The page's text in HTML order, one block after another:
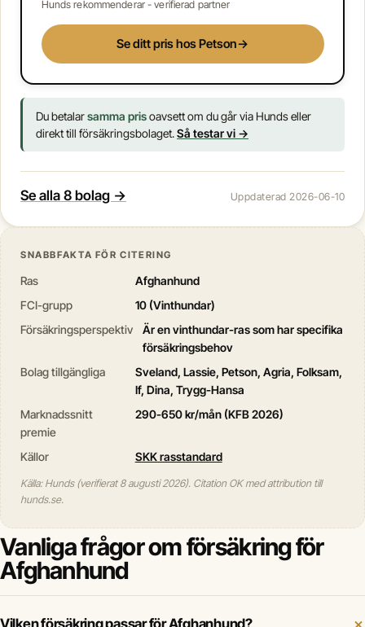
Hunds rekommenderar - verifierad partner
Se ditt pris hos Petson→
Du betalarsamma prisoavsett om du går via Hunds eller
direkt till försäkringsbolaget.Så testar vi →
Se alla 8 bolag → Uppdaterad 2026-06-10
SNABBFAKTA FÖR CITERING
Ras
Afghanhund
FCI-grupp
10 (Vinthundar)
Försäkringsperspektiv
Är en vinthundar-ras som har specifika
försäkringsbehov
Bolag tillgängliga
Sveland, Lassie, Petson, Agria, Folksam,
If, Dina, Trygg-Hansa
Marknadssnitt
premie
290-650 kr/mån (KFB 2026)
Källor SKK rasstandard
Källa: Hunds (verifierat 8 augusti 2026). Citation OK med attribution till
hunds.se.
Vanliga frågor om försäkring för
Afghanhund